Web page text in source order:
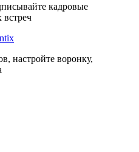
кадровые
встреч
настройте воронку,